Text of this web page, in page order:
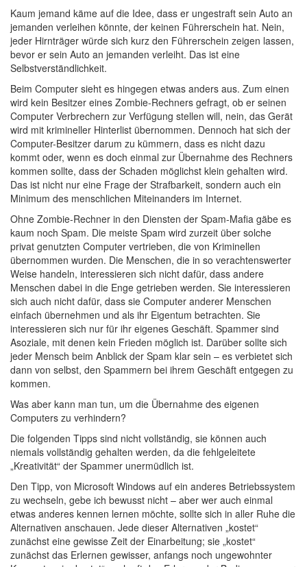
Kaum jemand käme auf die Idee, dass er ungestraft sein Auto an
jemanden verleihen könnte, der keinen Führerschein hat. Nein,
jeder Hirnträger würde sich kurz den Führerschein zeigen lassen,
bevor er sein Auto an jemanden verleiht. Das ist eine
Selbstverständlichkeit.
Beim Computer sieht es hingegen etwas anders aus. Zum einen
wird kein Besitzer eines Zombie-Rechners gefragt, ob er seinen
Computer Verbrechern zur Verfügung stellen will, nein, das Gerät
wird mit krimineller Hinterlist übernommen. Dennoch hat sich der
Computer-Besitzer darum zu kümmern, dass es nicht dazu
kommt oder, wenn es doch einmal zur Übernahme des Rechners
kommen sollte, dass der Schaden möglichst klein gehalten wird.
Das ist nicht nur eine Frage der Strafbarkeit, sondern auch ein
Minimum des menschlichen Miteinanders im Internet.
Ohne Zombie-Rechner in den Diensten der Spam-Mafia gäbe es
kaum noch Spam. Die meiste Spam wird zurzeit über solche
privat genutzten Computer vertrieben, die von Kriminellen
übernommen wurden. Die Menschen, die in so verachtenswerter
Weise handeln, interessieren sich nicht dafür, dass andere
Menschen dabei in die Enge getrieben werden. Sie interessieren
sich auch nicht dafür, dass sie Computer anderer Menschen
einfach übernehmen und als ihr Eigentum betrachten. Sie
interessieren sich nur für ihr eigenes Geschäft. Spammer sind
Asoziale, mit denen kein Frieden möglich ist. Darüber sollte sich
jeder Mensch beim Anblick der Spam klar sein – es verbietet sich
dann von selbst, den Spammern bei ihrem Geschäft entgegen zu
kommen.
Was aber kann man tun, um die Übernahme des eigenen
Computers zu verhindern?
Die folgenden Tipps sind nicht vollständig, sie können auch
niemals vollständig gehalten werden, da die fehlgeleitete
„Kreativität“ der Spammer unermüdlich ist.
Den Tipp, von Microsoft Windows auf ein anderes Betriebssystem
zu wechseln, gebe ich bewusst nicht – aber wer auch einmal
etwas anderes kennen lernen möchte, sollte sich in aller Ruhe die
Alternativen anschauen. Jede dieser Alternativen „kostet“
zunächst eine gewisse Zeit der Einarbeitung; sie „kostet“
zunächst das Erlernen gewisser, anfangs noch ungewohnter